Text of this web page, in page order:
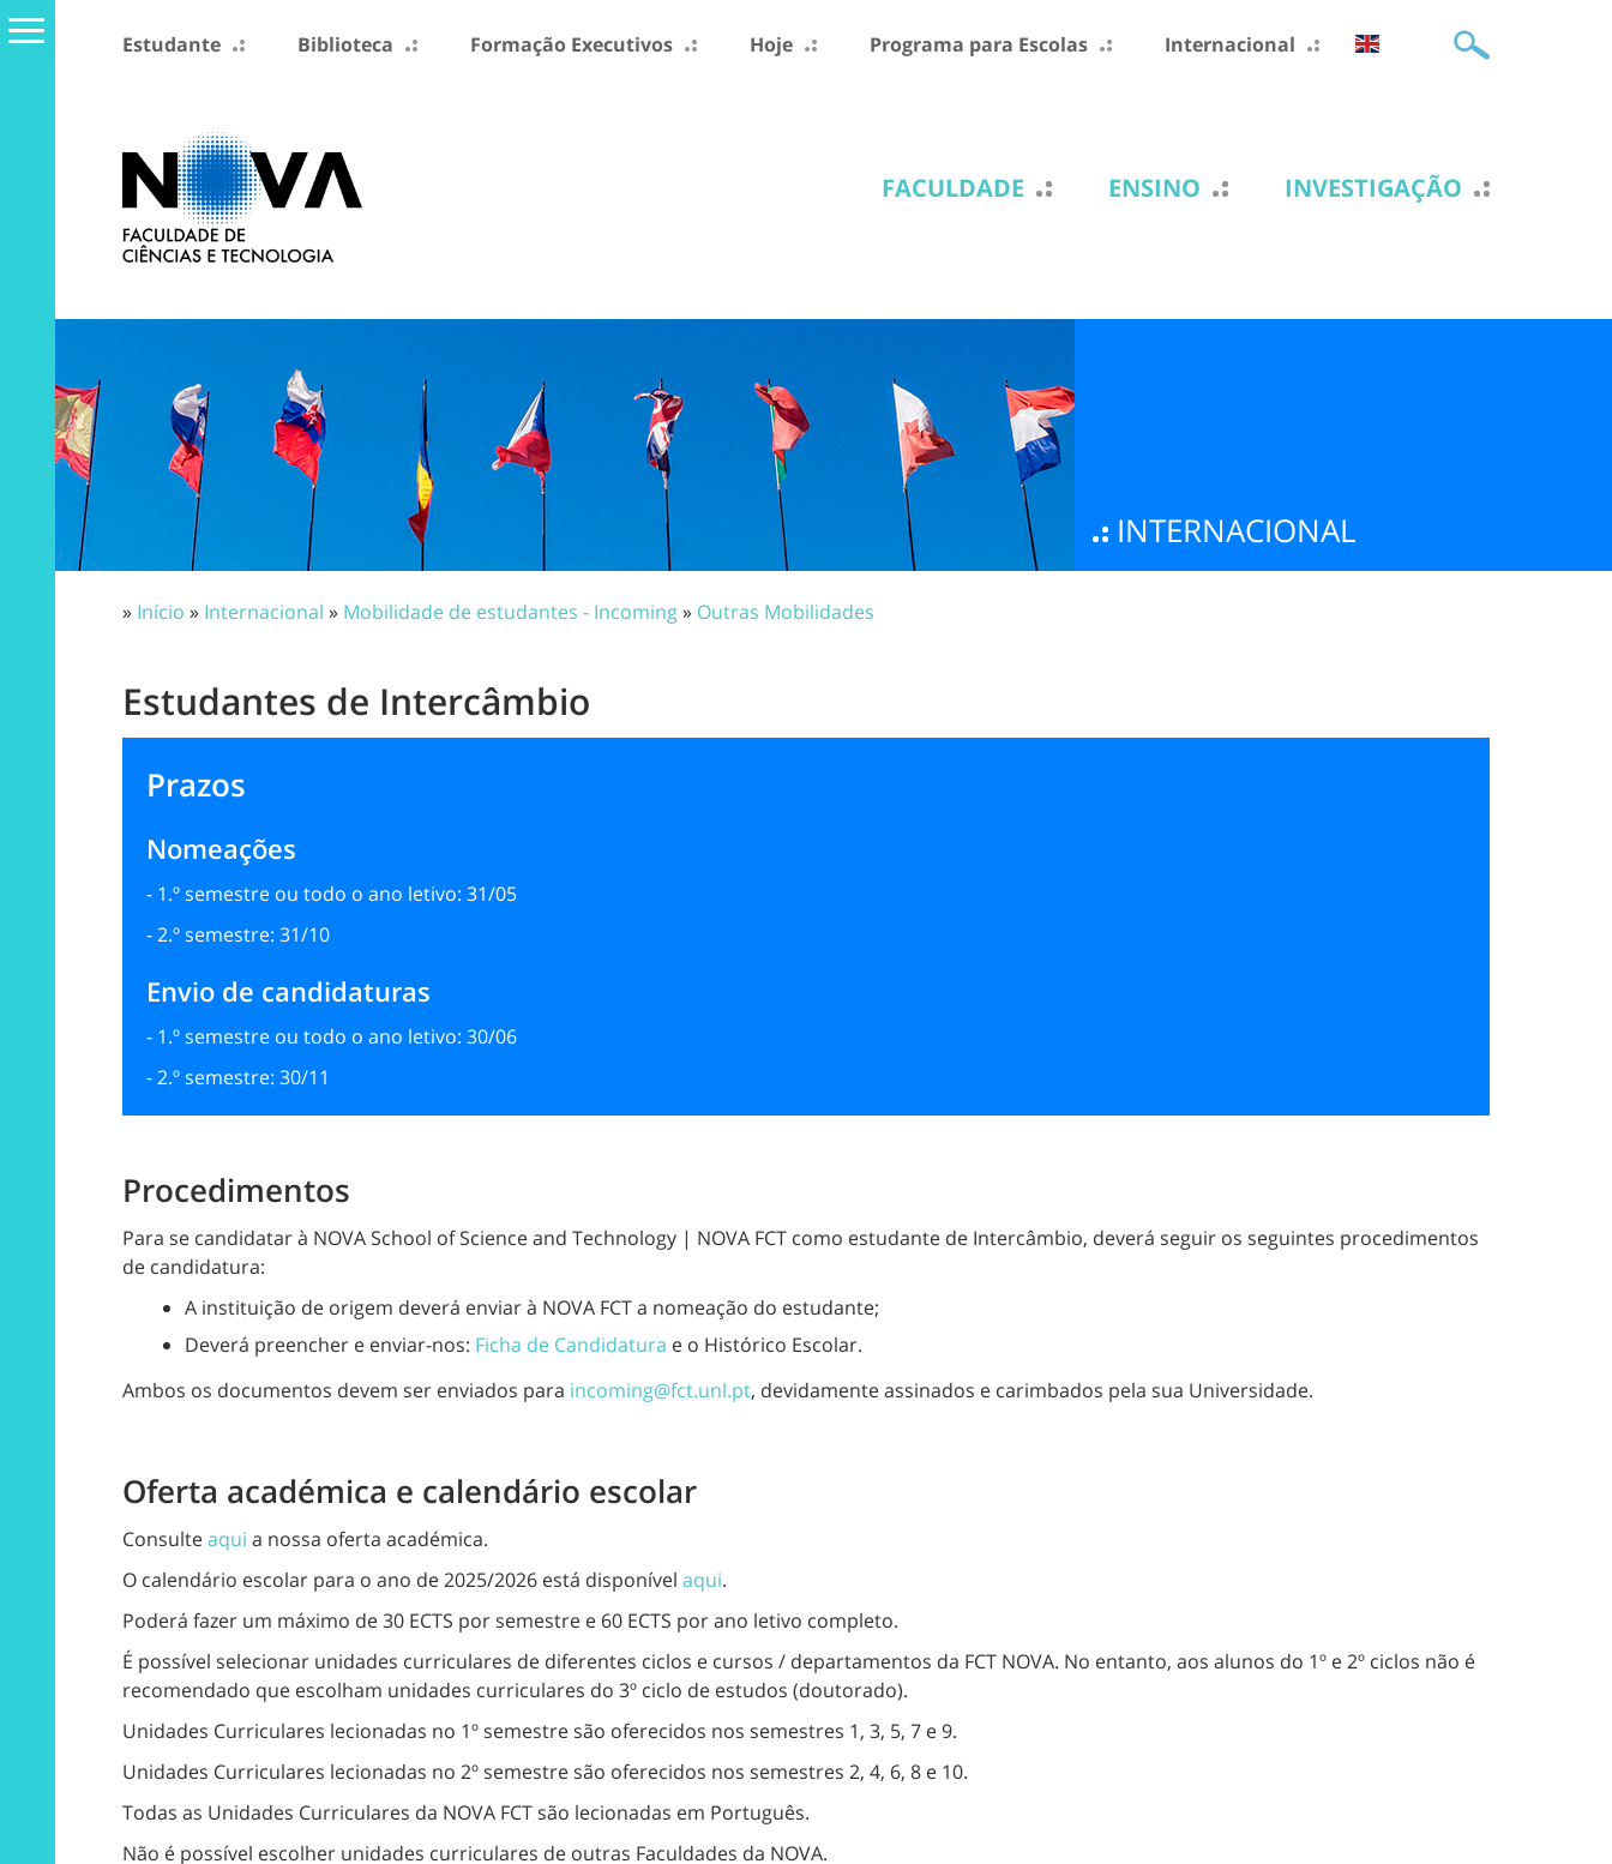
Estudante Biblioteca Formação Executivos Hoje Programa para Escolas Internacional
FACULDADE ENSINO INVESTIGAÇÃO
INTERNACIONAL
» Início » Internacional » Mobilidade de estudantes - Incoming» Outras Mobilidades
Estudantes de Intercâmbio
Prazos
Nomeações
- 1.º semestre ou todo o ano letivo: 31/05
- 2.º semestre: 31/10
Envio de candidaturas
- 1.º semestre ou todo o ano letivo: 30/06
- 2.º semestre: 30/11
Procedimentos
Para se candidatar à NOVA School of Science and Technology | NOVA FCT como estudante de Intercâmbio, deverá seguir os seguintes procedimentos
de candidatura:
A instituição de origem deverá enviar à NOVA FCT a nomeação do estudante;
Deverá preencher e enviar-nos: Ficha de Candidatura e o Histórico Escolar.
Ambos os documentos devem ser enviados para incoming@fct.unl.pt, devidamente assinados e carimbados pela sua Universidade.
Oferta académica e calendário escolar
Consulteaqui a nossa oferta académica.
O calendário escolar para o ano de 2025/2026 está disponível aqui.
Poderá fazer um máximo de 30 ECTS por semestre e 60 ECTS por ano letivo completo.
É possível selecionar unidades curriculares de diferentes ciclos e cursos / departamentos da FCT NOVA. No entanto, aos alunos do 1º e 2º ciclos não é
recomendado que escolham unidades curriculares do 3º ciclo de estudos (doutorado).
Unidades Curriculares lecionadas no 1º semestre são oferecidos nos semestres 1, 3, 5, 7 e 9.
Unidades Curriculares lecionadas no 2º semestre são oferecidos nos semestres 2, 4, 6, 8 e 10.
Todas as Unidades Curriculares da NOVA FCT são lecionadas em Português.
Não é possível escolher unidades curriculares de outras Faculdades da NOVA.